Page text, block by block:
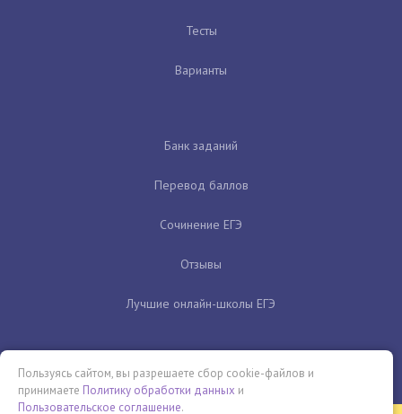
Тесты
Варианты
Банк заданий
Перевод баллов
Сочинение ЕГЭ
Отзывы
Лучшие онлайн-школы ЕГЭ
Пользуясь сайтом, вы разрешаете сбор cookie-файлов и
принимаете Политику обработки данных и
Пользовательское соглашение.